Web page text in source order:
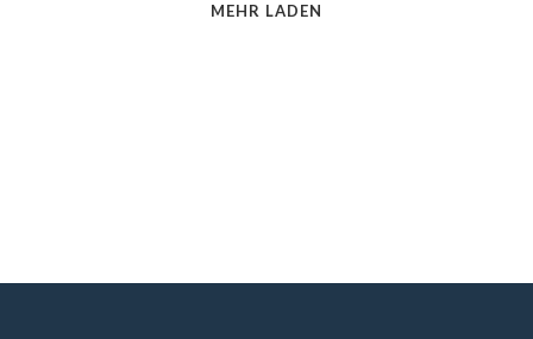
MEHR LADEN